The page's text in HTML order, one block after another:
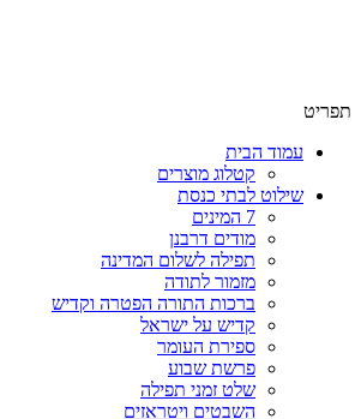
תפריט
עמוד הבית
קטלוג מוצרים
שילוט לבתי כנסת
7 המינים
מודים דרבנן
תפילה לשלום המדינה
מזמור לתודה
ברכות התורה הפטרה וקדיש
קדיש על ישראל
ספירת העומר
פרשת שבוע
שלט זמני תפילה
השבטים ויטראזים